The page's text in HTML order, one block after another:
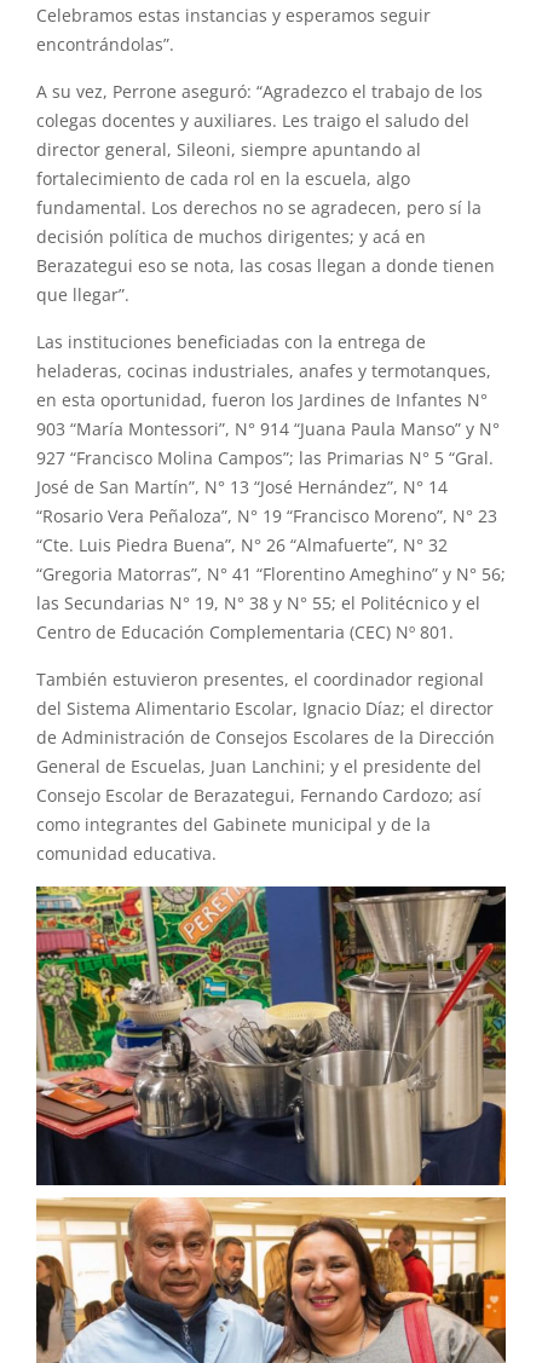
Celebramos estas instancias y esperamos seguir
encontrándolas”.
A su vez, Perrone aseguró: “Agradezco el trabajo de los
colegas docentes y auxiliares. Les traigo el saludo del
director general, Sileoni, siempre apuntando al
fortalecimiento de cada rol en la escuela, algo
fundamental. Los derechos no se agradecen, pero sí la
decisión política de muchos dirigentes; y acá en
Berazategui eso se nota, las cosas llegan a donde tienen
que llegar”.
Las instituciones beneficiadas con la entrega de
heladeras, cocinas industriales, anafes y termotanques,
en esta oportunidad, fueron los Jardines de Infantes N°
903 “María Montessori”, N° 914 “Juana Paula Manso” y N°
927 “Francisco Molina Campos”; las Primarias N° 5 “Gral.
José de San Martín”, N° 13 “José Hernández”, N° 14
“Rosario Vera Peñaloza”, N° 19 “Francisco Moreno”, N° 23
“Cte. Luis Piedra Buena”, N° 26 “Almafuerte”, N° 32
“Gregoria Matorras”, N° 41 “Florentino Ameghino” y N° 56;
las Secundarias N° 19, N° 38 y N° 55; el Politécnico y el
Centro de Educación Complementaria (CEC) Nº 801.
También estuvieron presentes, el coordinador regional
del Sistema Alimentario Escolar, Ignacio Díaz; el director
de Administración de Consejos Escolares de la Dirección
General de Escuelas, Juan Lanchini; y el presidente del
Consejo Escolar de Berazategui, Fernando Cardozo; así
como integrantes del Gabinete municipal y de la
comunidad educativa.